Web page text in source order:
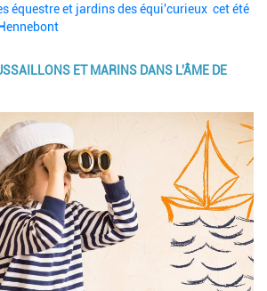
équestre et jardins des équi'curieux cet été
ET MARINS DANS L'ÂME DE